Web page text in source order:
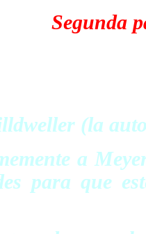
Segunda
(la
a
para que